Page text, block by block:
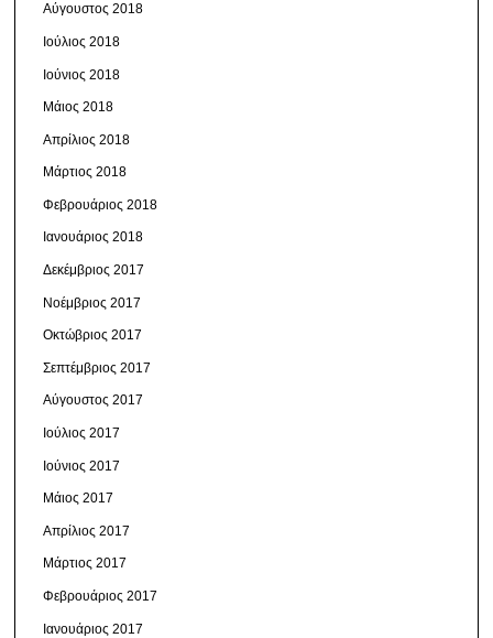
Αύγουστος 2018
Ιούλιος 2018
Ιούνιος 2018
Μάιος 2018
Απρίλιος 2018
Μάρτιος 2018
Φεβρουάριος 2018
Ιανουάριος 2018
Δεκέμβριος 2017
Νοέμβριος 2017
Οκτώβριος 2017
Σεπτέμβριος 2017
Αύγουστος 2017
Ιούλιος 2017
Ιούνιος 2017
Μάιος 2017
Απρίλιος 2017
Μάρτιος 2017
Φεβρουάριος 2017
Ιανουάριος 2017